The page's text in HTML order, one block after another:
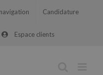
Candidature
Espace clients